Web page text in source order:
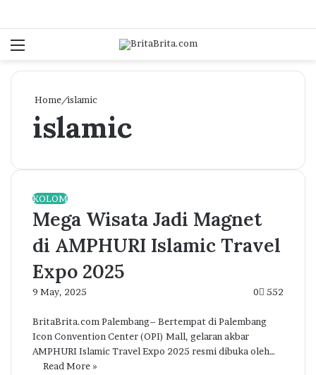
Menu
Home/islamic
islamic
KOLOM
Mega Wisata Jadi Magnet
di AMPHURI Islamic Travel
Expo 2025
9 May, 2025 0 552
BritaBrita.com Palembang– Bertempat di Palembang
Icon Convention Center (OPI) Mall, gelaran akbar
AMPHURI Islamic Travel Expo 2025 resmi dibuka oleh…
Read More »